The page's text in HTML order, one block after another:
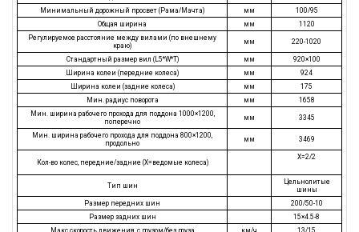
Минимальный дорожный просвет (Рама/Мачта)
мм
100/95
Общая ширина
мм
1120
Регулируемое расстояние между вилами (по внешнему
краю)
мм 220-1020
Стандартный размер вил (L5*W*T) мм
920×100
Ширина колеи (передние колеса)
мм
924
Ширина колеи (задние колеса)
мм
175
Мин. радиус поворота
мм
1658
Мин. ширина рабочего прохода для поддона 1000×1200,
поперечно
мм 3345
Мин. ширина рабочего прохода для поддона 800×1200,
продольно
мм 3469
Кол-во колес, передние/задние (X=ведомые колеса)
X=2/2
Тип шин
Цельнолитые
шины
Размер передних шин
200/50-10
Размер задних шин
15×4.5-8